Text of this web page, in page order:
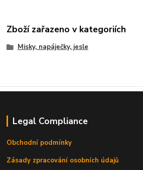
Zboží zařazeno v kategoriích
Misky, napáječky, jesle
Legal Compliance
Obchodní podmínky
Zásady zpracování osobních údajů